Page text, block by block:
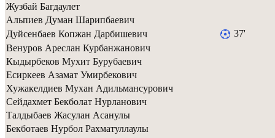
Жузбай Багдаулет
Альпиев Думан Шарипбаевич
Дуйсенбаев Копжан Дарбишевич
37'
Венуров Ареслан Курбанжанович
Кыдырбеков Мухит Бурубаевич
Есиркеев Азамат Умирбекович
Хужакелдиев Мухан Адильмансурович
Сейдахмет Бекболат Нурланович
Талдыбаев Жасулан Асанулы
Бекботаев Нурбол Рахматуллаулы